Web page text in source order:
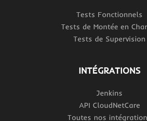
Tests Fonctionnels
Tests de Montée en
Tests de Supervision
INTÉGRATIONS
Jenkins
API CloudNetCare
Toutes nos